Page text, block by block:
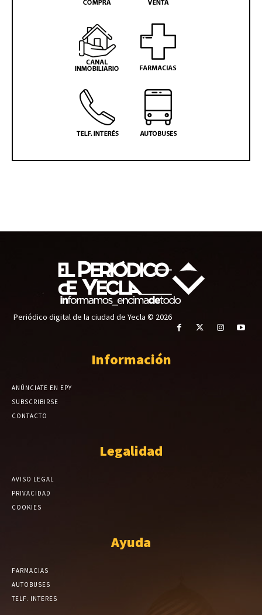
Periódico digital de la ciudad de Yecla © 2026
Información
ANÚNCIATE EN EPY
SUBSCRIBIRSE
CONTACTO
Legalidad
AVISO LEGAL
PRIVACIDAD
COOKIES
Ayuda
FARMACIAS
AUTOBUSES
TELF. INTERES